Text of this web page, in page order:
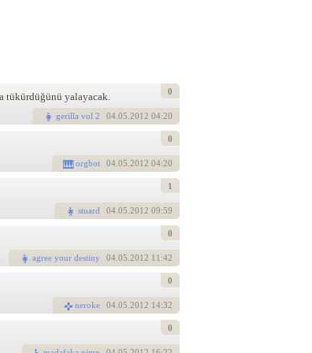
tükürdüğünü yalayacak.
gerilla vol 2 04 .05.2012 04:20
0
orgbot 04 .05.2012 04:20
0
stuard 04 .05.2012 09:59
1
agree your destiny 04 .05.2012 11:42
0
neroke 04 .05.2012 14:32
0
0